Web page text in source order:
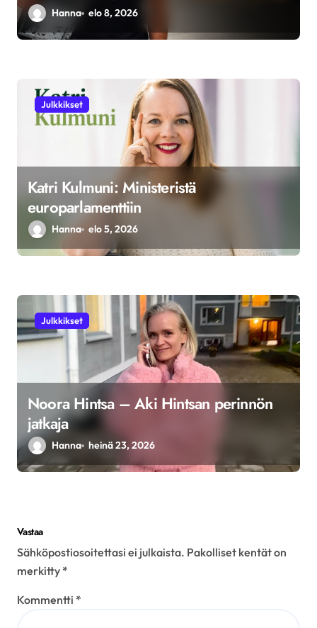
Hanna elo 8, 2026
Julkkikset
Katri Kulmuni: Ministeristä
europarlamenttiin
Hanna elo 5, 2026
Julkkikset
Noora Hintsa – Aki Hintsan perinnön
jatkaja
Hanna heinä 23, 2026
Vastaa
Sähköpostiosoitettasi ei julkaista. Pakolliset kentät on
merkitty *
Kommentti *